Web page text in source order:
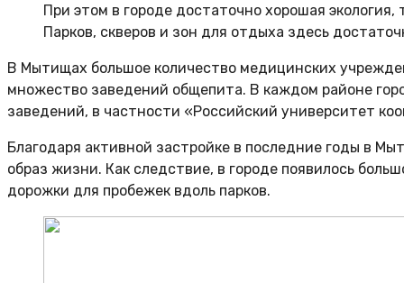
При этом в городе достаточно хорошая
Парков, скверов и зон для отдыха здесь
В Мытищах большое количество медицинских
множество заведений общепита. В каждом районе
заведений, в частности «Российский университет
Благодаря активной застройке в последние годы в
образ жизни. Как следствие, в городе появилось
дорожки для пробежек вдоль парков.